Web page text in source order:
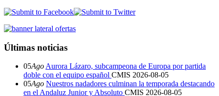
Últimas noticias
05Ago Aurora Lázaro, subcampeona de Europa por partida
doble con el equipo español CMIS 2026-08-05
05Ago Nuestros nadadores culminan la temporada destacando
en el Andaluz Junior y Absoluto CMIS 2026-08-05